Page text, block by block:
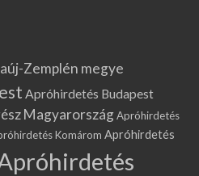
Zemplén megye
Apróhirdetés Budapest
MagyarországApróhirdetés
Komárom Apróhirdetés